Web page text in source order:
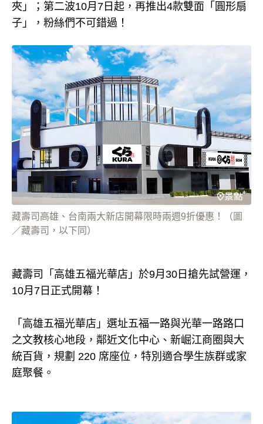
夾」；第二波10月7日起，再推出4款雙面「圓形扇
子」，粉絲們不可錯過！
藏壽司高雄、台南兩大新店開幕限時兩週9折優惠！（圖
／藏壽司，以下同）
藏壽司「高雄五福光華店」於9月30日搶先試營運，
10月7日正式開幕！
「高雄五福光華店」選址五福一路與光華一路路口
之文教核心地段，鄰近文化中心、新崛江商圈與大
統百貨，規劃 220 席座位，特別適合學生族群或家
庭聚餐。